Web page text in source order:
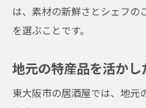
は、素材の新鮮さとシェフの
を選ぶことです。
地元の特産品を活かし
東大阪市の居酒屋では、地元